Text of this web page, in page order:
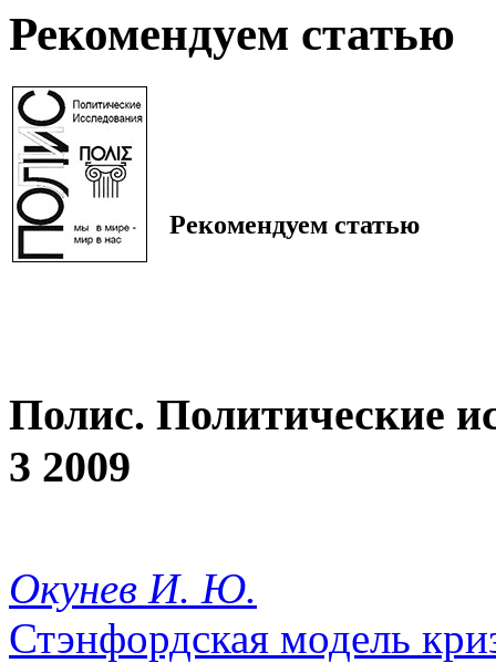
Рекомендуем статью
Рекомендуем статью
Полис. Политические
3 2009
Окунев И. Ю.
Стэнфордская модель